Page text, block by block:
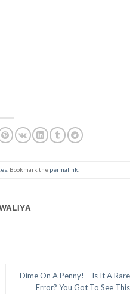
. Bookmark the permalink
Dime On A Penny! – Is It A Rare
Error? You Got To See This